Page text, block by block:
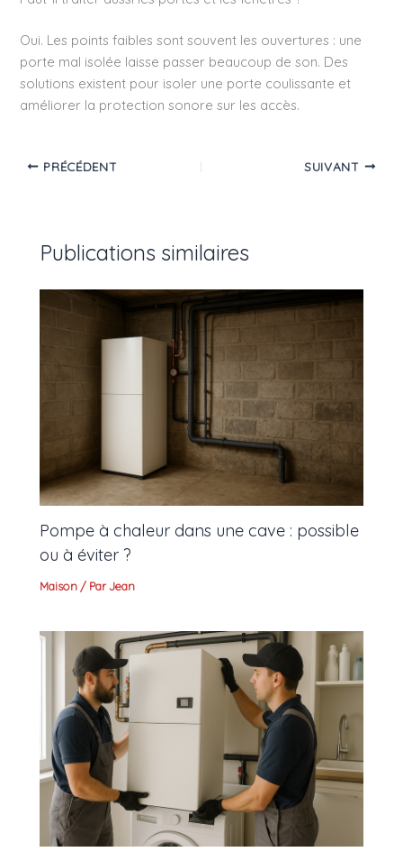
Oui. Les points faibles sont souvent les ouvertures : une
porte mal isolée laisse passer beaucoup de son. Des
solutions existent pour isoler une porte coulissante et
améliorer la protection sonore sur les accès.
PRÉCÉDENT SUIVANT
Publications similaires
Pompe à chaleur dans une cave : possible
ou à éviter ?
Maison / ParJean